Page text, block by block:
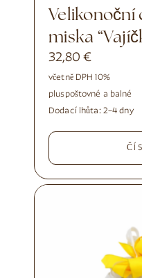
Velikonoční cukrovinková
miska
32,80€
včetně DPH 10%
pluspoštovné a balné
Dodací lhůta: 2–4 dny